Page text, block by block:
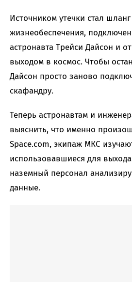
Источником утечки стал
жизнеобеспечения,
астронавта Трейси Дайсон и
выходом в космос. Чтобы
Дайсон просто заново
скафандру.
Теперь астронавтам и
выяснить, что именно
Space.com, экипаж МКС
использовавшиеся для
наземный персонал
данные.